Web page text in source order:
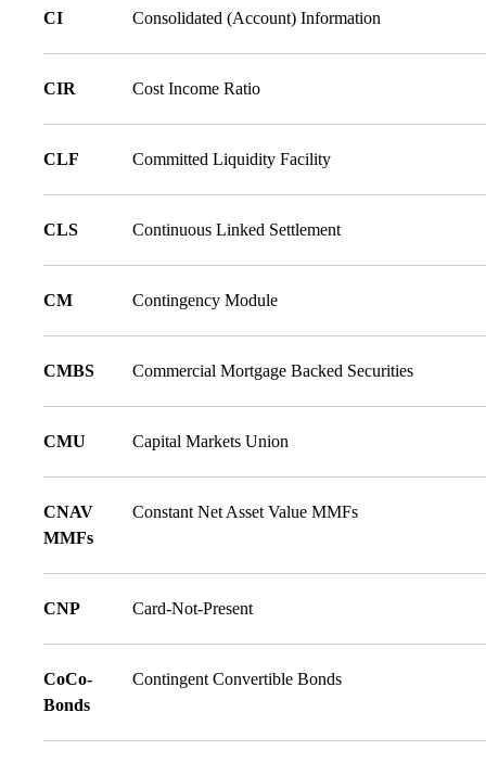
CI Consolidated (Account) Information
CIR Cost Income Ratio
CLF Committed Liquidity Facility
CLS Continuous Linked Settlement
CM Contingency Module
CMBS Commercial Mortgage Backed Securities
CMU Capital Markets Union
CNAV
MMFs
Constant Net Asset Value MMFs
CNP Card-Not-Present
CoCo-
Bonds
Contingent Convertible Bonds